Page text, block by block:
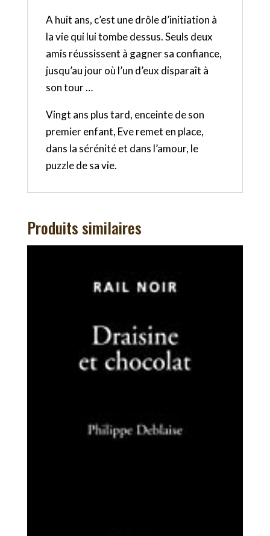
A huit ans, c’est une drôle d’initiation à
la vie qui lui tombe dessus. Seuls deux
amis réussissent à gagner sa confiance,
jusqu’au jour où l’un d’eux disparaît à
son tour …
Vingt ans plus tard, enceinte de son
premier enfant, Eve remet en place,
dans la sérénité et dans l’amour, le
puzzle de sa vie.
Produits similaires